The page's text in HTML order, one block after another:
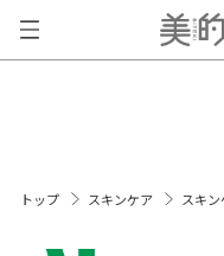
トップ スキンケア スキ